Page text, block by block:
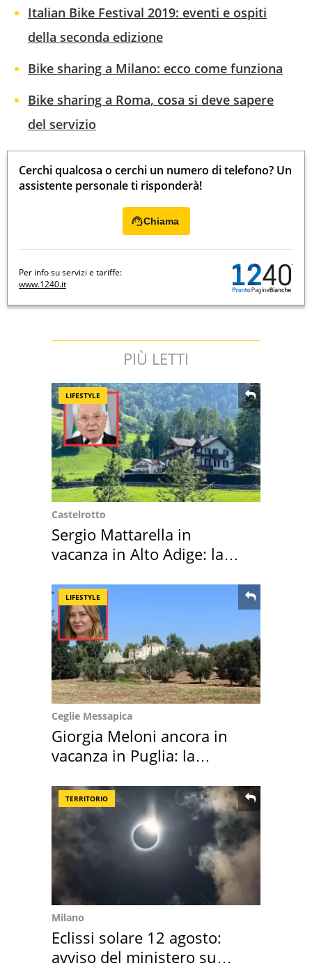
Italian Bike Festival 2019: eventi e ospiti
della seconda edizione
Bike sharing a Milano: ecco come funziona
Bike sharing a Roma, cosa si deve sapere
del servizio
Cerchi qualcosa o cerchi un numero di telefono? Un
assistente personale ti risponderà!
Chiama
Per info su servizi e tariffe:
www.1240.it
PIÙ LETTI
LIFESTYLE
Castelrotto
Sergio Mattarella in
vacanza in Alto Adige: la
LIFESTYLE
Ceglie Messapica
Giorgia Meloni ancora in
vacanza in Puglia: la
TERRITORIO
Milano
Eclissi solare 12 agosto:
avviso del ministero su